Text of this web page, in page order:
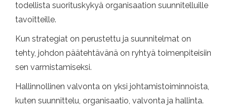
todellista suorituskykyä organisaation suunnitelluille
tavoitteille.
Kun strategiat on perustettu ja suunnitelmat on
tehty, johdon päätehtävänä on ryhtyä toimenpiteisiin
sen varmistamiseksi.
Hallinnollinen valvonta on yksi johtamistoiminnoista,
kuten suunnittelu, organisaatio, valvonta ja hallinta.